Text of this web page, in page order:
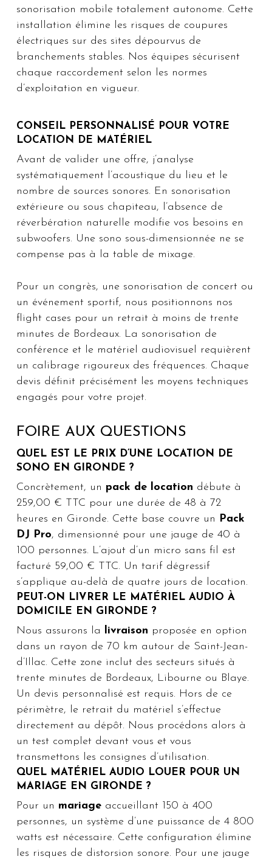
sonorisation mobile totalement autonome. Cette
installation élimine les risques de coupures
électriques sur des sites dépourvus de
branchements stables. Nos équipes sécurisent
chaque raccordement selon les normes
d’exploitation en vigueur.
CONSEIL PERSONNALISÉ POUR VOTRE
LOCATION DE MATÉRIEL
Avant de valider une offre, j’analyse
systématiquement l’acoustique du lieu et le
nombre de sources sonores. En sonorisation
extérieure ou sous chapiteau, l’absence de
réverbération naturelle modifie vos besoins en
subwoofers. Une sono sous-dimensionnée ne se
compense pas à la table de mixage.
Pour un congrès, une sonorisation de concert ou
un événement sportif, nous positionnons nos
flight cases pour un retrait à moins de trente
minutes de Bordeaux. La sonorisation de
conférence et le matériel audiovisuel requièrent
un calibrage rigoureux des fréquences. Chaque
devis définit précisément les moyens techniques
engagés pour votre projet.
FOIRE AUX QUESTIONS
QUEL EST LE PRIX D’UNE LOCATION DE
SONO EN GIRONDE ?
Concrètement, un pack de location débute à
259,00 € TTC pour une durée de 48 à 72
heures en Gironde. Cette base couvre un
Pack
DJ Pro, dimensionné pour une jauge de 40 à
100 personnes. L’ajout d’un micro sans fil est
facturé 59,00 € TTC. Un tarif dégressif
s’applique au-delà de quatre jours de location.
PEUT-ON LIVRER LE MATÉRIEL AUDIO À
DOMICILE EN GIRONDE ?
Nous assurons la livraison proposée en option
dans un rayon de 70 km autour de Saint-Jean-
d’Illac. Cette zone inclut des secteurs situés à
trente minutes de Bordeaux, Libourne ou Blaye.
Un devis personnalisé est requis. Hors de ce
périmètre, le retrait du matériel s’effectue
directement au dépôt. Nous procédons alors à
un test complet devant vous et vous
transmettons les consignes d’utilisation.
QUEL MATÉRIEL AUDIO LOUER POUR UN
MARIAGE EN GIRONDE ?
Pour un mariageaccueillant 150 à 400
personnes, un système d’une puissance de 4 800
watts est nécessaire. Cette configuration élimine
les risques de distorsion sonore. Pour une jauge